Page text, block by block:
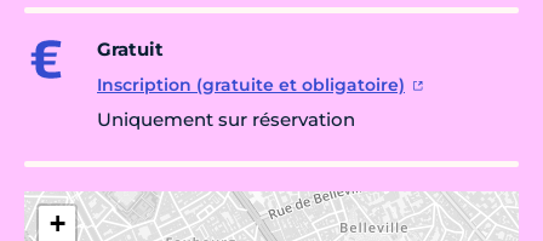
Gratuit
Inscription (gratuite et obligatoire)
Uniquement sur réservation
+